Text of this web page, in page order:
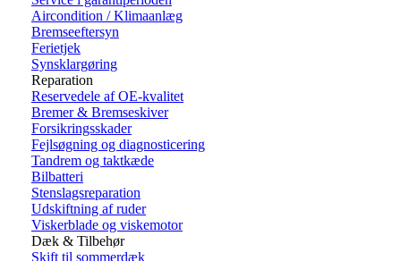
Aircondition / Klimaanlæg
Bremseeftersyn
Ferietjek
Synsklargøring
Reparation
Reservedele af OE-kvalitet
Bremer & Bremseskiver
Forsikringsskader
Fejlsøgning og diagnosticering
Tandrem og taktkæde
Bilbatteri
Stenslagsreparation
Udskiftning af ruder
Viskerblade og viskemotor
Dæk & Tilbehør
Skift til sommerdæk